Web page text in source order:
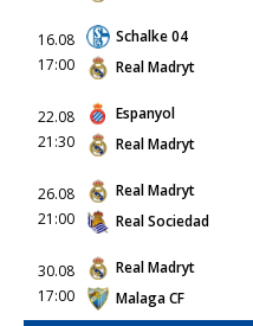
16.08
17:00
Schalke 04
Real Madryt
22.08
21:30
Espanyol
Real Madryt
26.08
21:00
Real Madryt
Real Sociedad
30.08
17:00
Real Madryt
Malaga CF